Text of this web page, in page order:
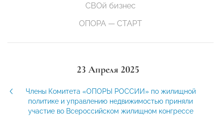
СВОй бизнес
ОПОРА — СТАРТ
23 Апреля 2025
Члены Комитета «ОПОРЫ РОССИИ» по жилищной
политике и управлению недвижимостью приняли
участие во Всероссийском жилищном конгрессе